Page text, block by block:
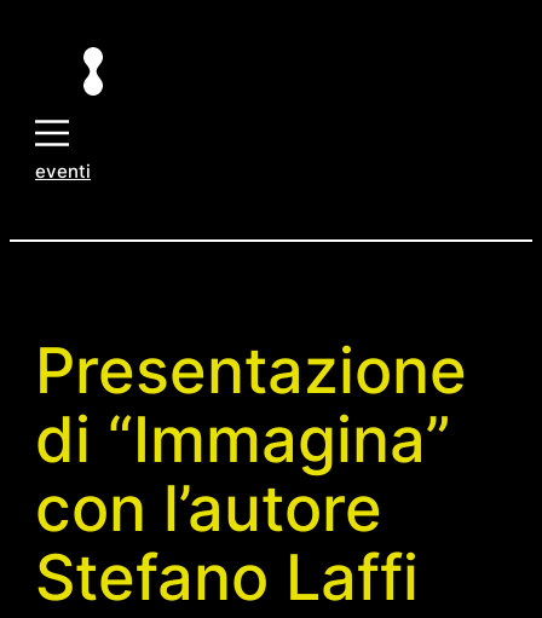
contenuto
eventi
Presentazione
di “Immagina”
con l’autore
Stefano Laffi